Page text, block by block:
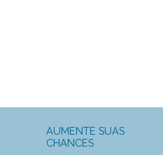
AUMENTE SUAS
CHANCES